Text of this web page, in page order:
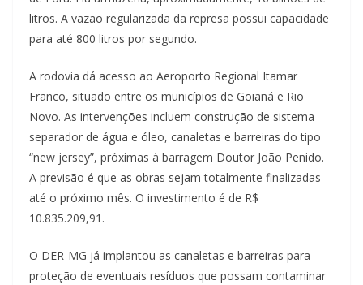
litros. A vazão regularizada da represa possui capacidade
para até 800 litros por segundo.
A rodovia dá acesso ao Aeroporto Regional Itamar
Franco, situado entre os municípios de Goianá e Rio
Novo. As intervenções incluem construção de sistema
separador de água e óleo, canaletas e barreiras do tipo
“new jersey”, próximas à barragem Doutor João Penido.
A previsão é que as obras sejam totalmente finalizadas
até o próximo mês. O investimento é de R$
10.835.209,91.
O DER-MG já implantou as canaletas e barreiras para
proteção de eventuais resíduos que possam contaminar